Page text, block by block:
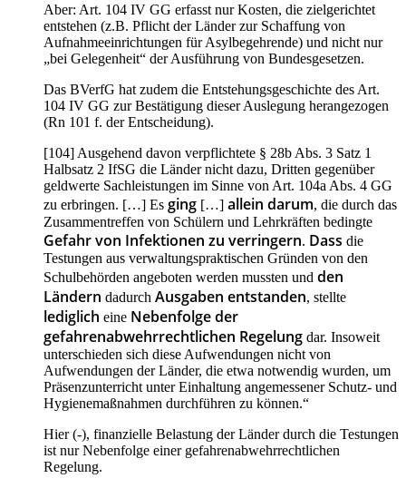
Aber: Art. 104 IV GG erfasst nur Kosten, die zielgerichtet
entstehen (z.B. Pflicht der Länder zur Schaffung von
Aufnahmeeinrichtungen für Asylbegehrende) und nicht nur
„bei Gelegenheit“ der Ausführung von Bundesgesetzen.
Das BVerfG hat zudem die Entstehungsgeschichte des Art.
104 IV GG zur Bestätigung dieser Auslegung herangezogen
(Rn 101 f. der Entscheidung).
[104] Ausgehend davon verpflichtete § 28b Abs. 3 Satz 1
Halbsatz 2 IfSG die Länder nicht dazu, Dritten gegenüber
geldwerte Sachleistungen im Sinne von Art. 104a Abs. 4 GG
zu erbringen. […] Es ging […] allein darum, die durch das
Zusammentreffen von Schülern und Lehrkräften bedingte
Gefahr von Infektionen zu verringern. Dass die
Testungen aus verwaltungspraktischen Gründen von den
Schulbehörden angeboten werden mussten und den
Ländern dadurch Ausgaben entstanden, stellte
lediglich eine Nebenfolge der
gefahrenabwehrrechtlichen Regelung dar. Insoweit
unterschieden sich diese Aufwendungen nicht von
Aufwendungen der Länder, die etwa notwendig wurden, um
Präsenzunterricht unter Einhaltung angemessener Schutz- und
Hygienemaßnahmen durchführen zu können.“
Hier (-), finanzielle Belastung der Länder durch die Testungen
ist nur Nebenfolge einer gefahrenabwehrrechtlichen
Regelung.